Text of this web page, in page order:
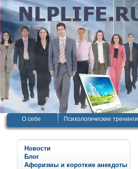
О себе Психологические тренинги
Новости
Блог
Афоризмы и короткие анекдоты